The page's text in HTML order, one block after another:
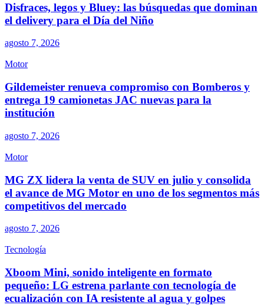
Disfraces, legos y Bluey: las búsquedas que dominan
el delivery para el Día del Niño
agosto 7, 2026
Motor
Gildemeister renueva compromiso con Bomberos y
entrega 19 camionetas JAC nuevas para la
institución
agosto 7, 2026
Motor
MG ZX lidera la venta de SUV en julio y consolida
el avance de MG Motor en uno de los segmentos más
competitivos del mercado
agosto 7, 2026
Tecnología
Xboom Mini, sonido inteligente en formato
pequeño: LG estrena parlante con tecnología de
ecualización con IA resistente al agua y golpes